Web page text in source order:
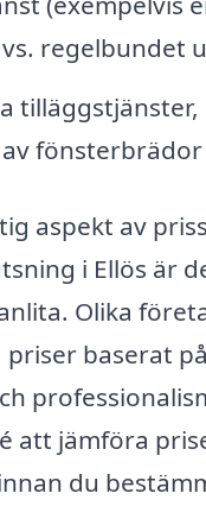
regelbundet
tilläggstjänster,
aspekt av
i Ellös är
Olika
baserat
att jämföra
du